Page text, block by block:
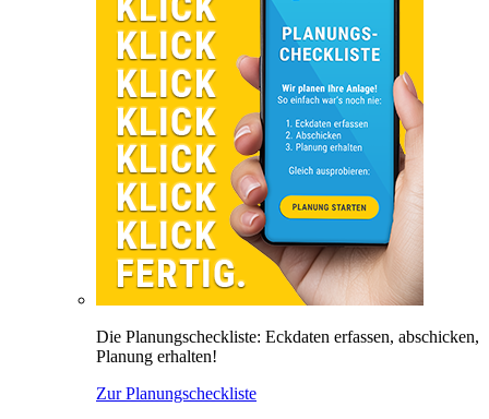
Die Planungscheckliste: Eckdaten erfassen, abschicken,
Planung erhalten!
Zur Planungscheckliste